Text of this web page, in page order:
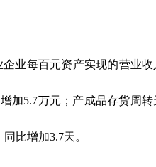
业每百元资产实现的营业收
加5.7万元；产成品存货周转
同比增加3.7天。